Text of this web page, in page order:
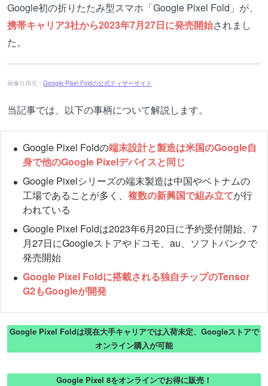
Google初の折りたたみ型スマホ「Google Pixel Fold」が、
携帯キャリア3社から2023年7月27日に発売開始されまし
た。
画像引用元： Google Pixel Foldの公式ティザーサイト
当記事では、以下の事柄について解説します。
Google Pixel Foldの端末設計と製造は米国のGoogle自
身で他のGoogle Pixelデバイスと同じ
Google Pixelシリーズの端末製造は中国やベトナムの
工場であることが多く、 複数の新興国で組み立てが行
われている
Google Pixel Foldは2023年6月20日に予約受付開始、7
月27日にGoogleストアやドコモ、au、ソフトバンクで
発売開始
Google Pixel Foldに搭載される独自チップのTensor
G2もGoogleが開発
Google Pixel Foldは現在大手キャリアでは入荷未定、Googleストアで
オンライン購入が可能
Google Pixel 8をオンラインでお得に販売！